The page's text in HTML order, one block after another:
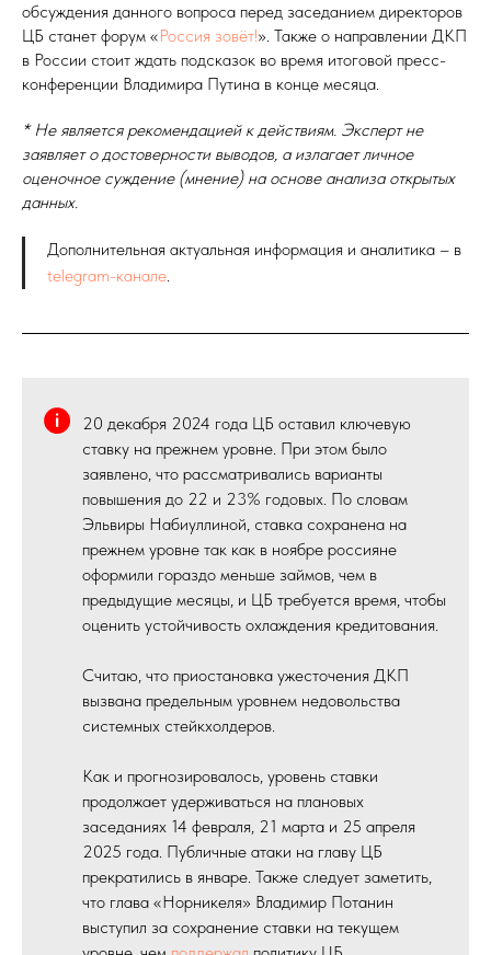
обсуждения данного вопроса перед заседанием директоров
ЦБ станет форум «Россия зовёт!». Также о направлении ДКП
в России стоит ждать подсказок во время итоговой пресс-
конференции Владимира Путина в конце месяца.
* Не является рекомендацией к действиям. Эксперт не
заявляет о достоверности выводов, а излагает личное
оценочное суждение (мнение) на основе анализа открытых
данных.
Дополнительная актуальная информация и аналитика – в
telegram-канале.
20 декабря 2024 года ЦБ оставил ключевую
ставку на прежнем уровне. При этом было
заявлено, что рассматривались варианты
повышения до 22 и 23% годовых. По словам
Эльвиры Набиуллиной, ставка сохранена на
прежнем уровне так как в ноябре россияне
оформили гораздо меньше займов, чем в
предыдущие месяцы, и ЦБ требуется время, чтобы
оценить устойчивость охлаждения кредитования.
Считаю, что приостановка ужесточения ДКП
вызвана предельным уровнем недовольства
системных стейкхолдеров.
Как и прогнозировалось, уровень ставки
продолжает удерживаться на плановых
заседаниях 14 февраля, 21 марта и 25 апреля
2025 года. Публичные атаки на главу ЦБ
прекратились в январе. Также следует заметить,
что глава «Норникеля» Владимир Потанин
выступил за сохранение ставки на текущем